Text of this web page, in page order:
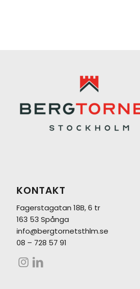
KONTAKT
Fagerstagatan 18B, 6 tr
163 53 Spånga
info@bergtornetsthlm.se
08 – 728 57 91